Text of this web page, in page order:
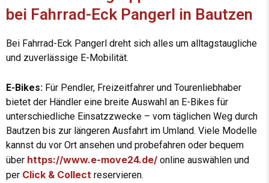
bei Fahrrad-Eck Pangerl in Bautzen
Bei Fahrrad-Eck Pangerl dreht sich alles um alltagstaugliche
und zuverlässige E-Mobilität.
E-Bikes: Für Pendler, Freizeitfahrer und Tourenliebhaber
bietet der Händler eine breite Auswahl an E-Bikes für
unterschiedliche Einsatzzwecke – vom täglichen Weg durch
Bautzen bis zur längeren Ausfahrt im Umland. Viele Modelle
kannst du vor Ort ansehen und probefahren oder bequem
über https://www.e-move24.de/ online auswählen und
per Click & Collect reservieren.